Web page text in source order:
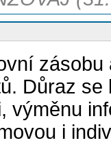
Důraz
výměnu
i